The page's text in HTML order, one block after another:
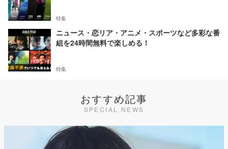
特集
ニュース・恋リア・アニメ・スポーツなど多彩な番
組を24時間無料で楽しめる！
特集
おすすめ記事
SPECIAL NEWS